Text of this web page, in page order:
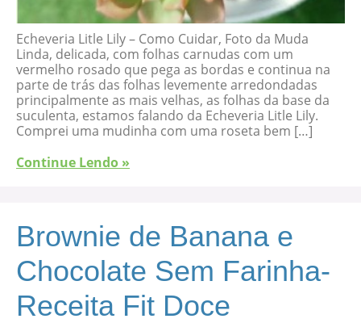
Echeveria Litle Lily – Como Cuidar, Foto da Muda
Linda, delicada, com folhas carnudas com um
vermelho rosado que pega as bordas e continua na
parte de trás das folhas levemente arredondadas
principalmente as mais velhas, as folhas da base da
suculenta, estamos falando da Echeveria Litle Lily.
Comprei uma mudinha com uma roseta bem […]
Continue Lendo »
Brownie de Banana e
Chocolate Sem Farinha-
Receita Fit Doce